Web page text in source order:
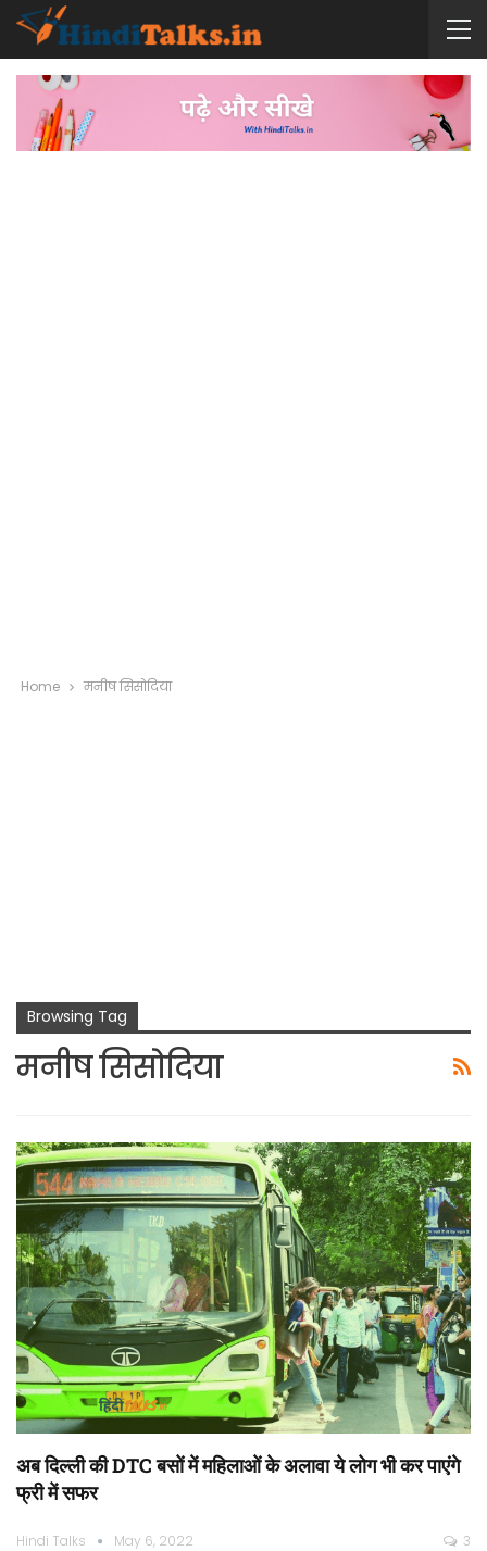
Home मनीष सिसोदिया
Browsing Tag
मनीष सिसोदिया
अब दिल्ली की DTC बसों में महिलाओं के अलावा ये लोग भी कर पाएंगे
फ्री में सफर
Hindi Talks May 6, 2022 3